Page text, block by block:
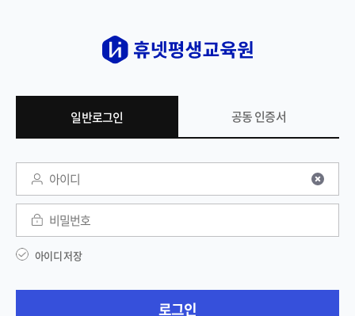
일반로그인 공동 인증서
일반 로그인
아이디
비밀번호
아이디 저장
로그인